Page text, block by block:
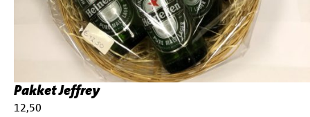
Pakket Jeffrey
€
12,50